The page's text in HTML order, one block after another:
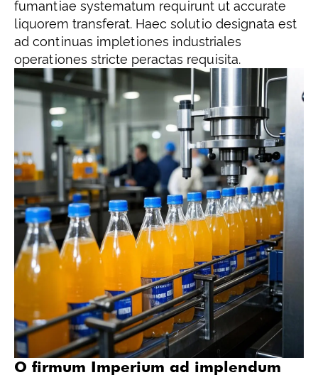
fumantiae systematum requirunt ut accurate
liquorem transferat. Haec solutio designata est
ad continuas impletiones industriales
operationes stricte peractas requisita.
O firmum Imperium ad implendum